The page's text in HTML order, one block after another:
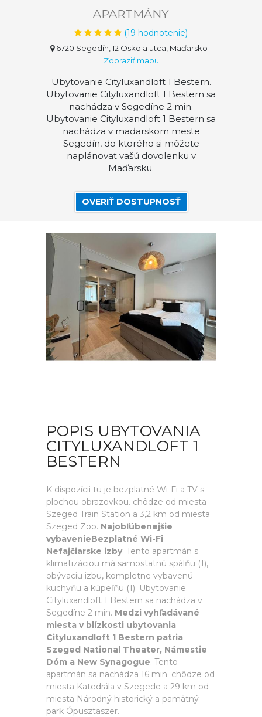
APARTMÁNY
(19 hodnotenie)
6720 Segedín, 12 Oskola utca, Maďarsko -
Zobraziť mapu
Ubytovanie Cityluxandloft 1 Bestern.
Ubytovanie Cityluxandloft 1 Bestern sa
nachádza v Segedíne 2 min.
Ubytovanie Cityluxandloft 1 Bestern sa
nachádza v maďarskom meste
Segedín, do ktorého si môžete
naplánovať vašú dovolenku v
Maďarsku.
OVERIŤ DOSTUPNOSŤ
POPIS UBYTOVANIA
CITYLUXANDLOFT 1
BESTERN
K dispozícii tu je bezplatné Wi-Fi a TV s
plochou obrazovkou. chôdze od miesta
Szeged Train Station a 3,2 km od miesta
Szeged Zoo. Najobľúbenejšie
vybavenieBezplatné Wi-Fi
Nefajčiarske izby. Tento apartmán s
klimatizáciou má samostatnú spálňu (1),
obývaciu izbu, kompletne vybavenú
kuchyňu a kúpeľňu (1). Ubytovanie
Cityluxandloft 1 Bestern sa nachádza v
Segedíne 2 min. Medzi vyhľadávané
miesta v blízkosti ubytovania
Cityluxandloft 1 Bestern patria
Szeged National Theater, Námestie
Dóm a New Synagogue. Tento
apartmán sa nachádza 16 min. chôdze od
miesta Katedrála v Szegede a 29 km od
miesta Národný historický a pamätný
park Ópusztaszer.